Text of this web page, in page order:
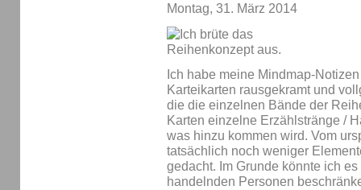
Montag, 31. März 2014
Ich habe meine Mindmap-
Karteikarten rausgekramt und
die die einzelnen Bände der
Karten einzelne Erzählstränge /
was hinzu kommen wird. Vom
tatsächlich noch weniger
gedacht. Im Grunde könnte ich
handelnden Personen